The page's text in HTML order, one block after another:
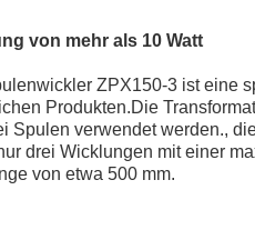
von mehr als 10 Watt
ZPX150-3 ist eine
Produkten.Die
Spulen verwendet werden.,
drei Wicklungen mit einer
von etwa 500 mm.